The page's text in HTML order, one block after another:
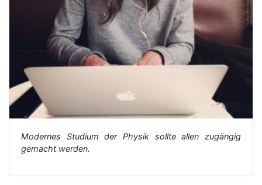
Modernes Studium der Physik sollte allen zugängig
gemacht werden.